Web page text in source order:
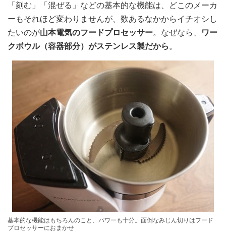
「刻む」「混ぜる」などの基本的な機能は、どこのメーカ
ーもそれほど変わりませんが、数あるなかからイチオシし
たいのが山本電気のフードプロセッサー。なぜなら、
ワー
クボウル（容器部分）がステンレス製だから。
基本的な機能はもちろんのこと、パワーも十分。面倒なみじん切りはフード
プロセッサーにおまかせ